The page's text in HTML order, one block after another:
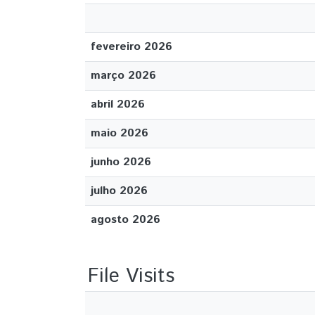
fevereiro 2026
março 2026
abril 2026
maio 2026
junho 2026
julho 2026
agosto 2026
File Visits